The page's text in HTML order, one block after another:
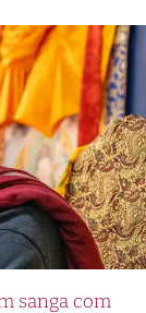
sanga com